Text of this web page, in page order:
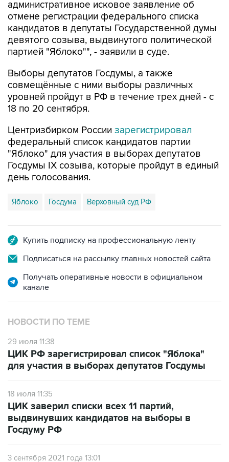
административное исковое заявление об
отмене регистрации федерального списка
кандидатов в депутаты Государственной думы
девятого созыва, выдвинутого политической
партией "Яблоко"", - заявили в суде.
Выборы депутатов Госдумы, а также
совмещённые с ними выборы различных
уровней пройдут в РФ в течение трех дней - с
18 по 20 сентября.
Центризбирком России зарегистрировал
федеральный список кандидатов партии
"Яблоко" для участия в выборах депутатов
Госдумы IX созыва, которые пройдут в единый
день голосования.
Яблоко Госдума Верховный суд РФ
Купить подписку на профессиональную ленту
Подписаться на рассылку главных новостей сайта
Получать оперативные новости в официальном
канале
НОВОСТИ ПО ТЕМЕ
29 июля 11:38
ЦИК РФ зарегистрировал список "Яблока"
для участия в выборах депутатов Госдумы
18 июля 11:35
ЦИК заверил списки всех 11 партий,
выдвинувших кандидатов на выборы в
Госдуму РФ
3 сентября 2021 года 13:01